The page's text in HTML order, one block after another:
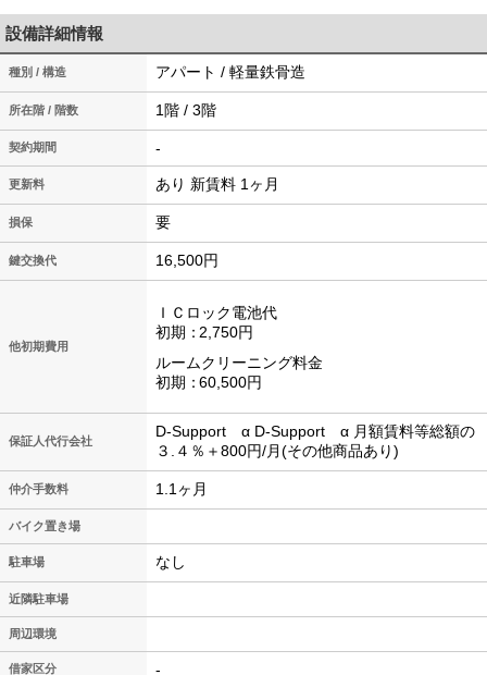
設備詳細情報
種別 / 構造 アパート / 軽量鉄骨造
所在階 / 階数 1階 / 3階
契約期間 -
更新料 あり 新賃料 1ヶ月
損保 要
鍵交換代 16,500円
他初期費用
ＩＣロック電池代
初期
2,750円
ルームクリーニング料金
初期
60,500円
保証人代行会社
D-Support α D-Support α 月額賃料等総額の
３.４％＋800円/月(その他商品あり)
仲介手数料 1.1ヶ月
バイク置き場
駐車場 なし
近隣駐車場
周辺環境
借家区分 -